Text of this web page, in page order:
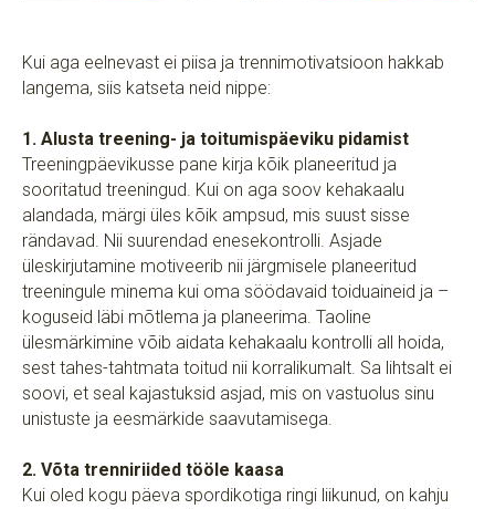
Kui aga eelnevast ei piisa ja trennimotivatsioon hakkab
langema, siis katseta neid nippe:
1. Alusta treening- ja toitumispäeviku pidamist
Treeningpäevikusse pane kirja kõik planeeritud ja
sooritatud treeningud. Kui on aga soov kehakaalu
alandada, märgi üles kõik ampsud, mis suust sisse
rändavad. Nii suurendad enesekontrolli. Asjade
üleskirjutamine motiveerib nii järgmisele planeeritud
treeningule minema kui oma söödavaid toiduaineid ja –
koguseid läbi mõtlema ja planeerima. Taoline
ülesmärkimine võib aidata kehakaalu kontrolli all hoida,
sest tahes-tahtmata toitud nii korralikumalt. Sa lihtsalt ei
soovi, et seal kajastuksid asjad, mis on vastuolus sinu
unistuste ja eesmärkide saavutamisega.
2. Võta trenniriided tööle kaasa
Kui oled kogu päeva spordikotiga ringi liikunud, on kahju